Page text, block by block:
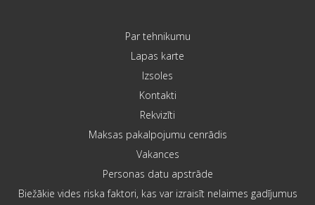
Par tehnikumu
Lapas karte
Izsoles
Kontakti
Rekvizīti
Maksas pakalpojumu cenrādis
Vakances
Personas datu apstrāde
Biežākie vides riska faktori, kas var izraisīt nelaimes gadījumus